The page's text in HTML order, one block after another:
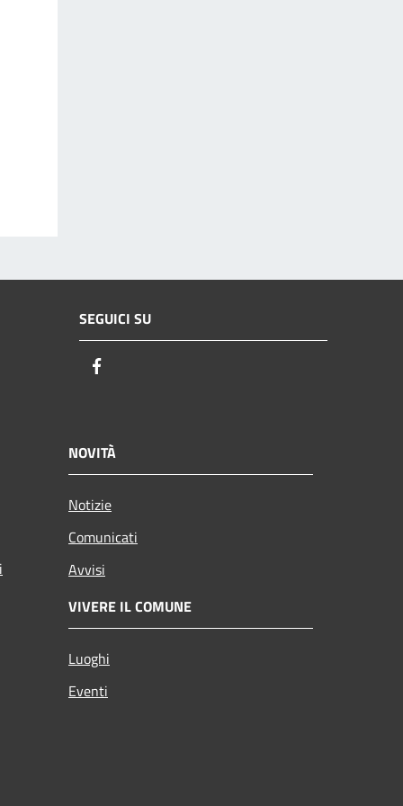
SEGUICI SU
NOVITÀ
Notizie
Comunicati
Avvisi
VIVERE IL COMUNE
Luoghi
Eventi